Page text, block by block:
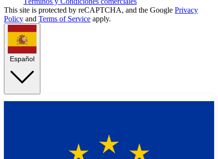
This site is protected by reCAPTCHA, and the Google Privacy
Policy and Terms of Service apply.
Español